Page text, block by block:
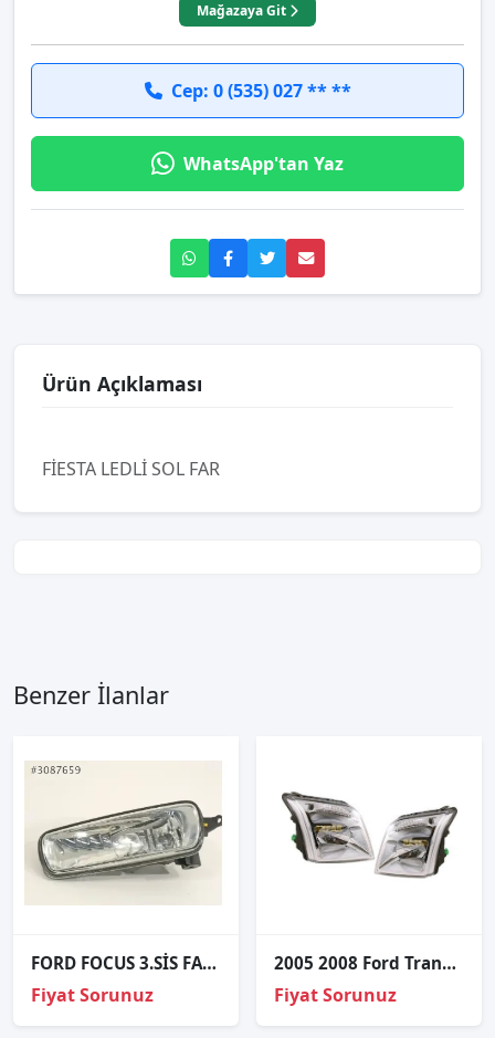
Mağazaya Git
Cep: 0 (535) 027 ** **
WhatsApp'tan Yaz
Ürün Açıklaması
FİESTA LEDLİ SOL FAR
Benzer İlanlar
FORD FOCUS 3.SİS FARI SAĞ-SOL.A079773
Fiyat Sorunuz
2005 2008 Ford Transit Connect Sağ Ön Far
Fiyat Sorunuz